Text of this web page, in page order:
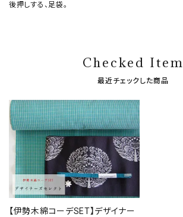
後押しする、足袋。
Checked Item
最近チェックした商品
【伊勢木綿コーデSET】デザイナー